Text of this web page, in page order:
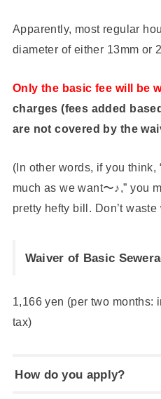
Apparently, most regular
diameter of either 13mm or
Only the basic fee will be
charges (fees added
are not covered by the
(In other words, if you think,
much as we want〜♪,” you
pretty hefty bill. Don’t waste
Waiver of Basic
1,166 yen (per two months:
tax)
How do you apply?